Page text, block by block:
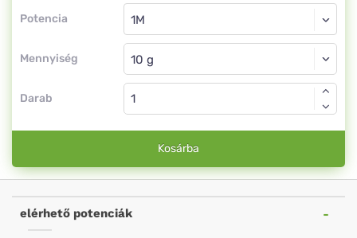
Potencia
Golyócska
1M
Mennyiség
Golyócska
Darab
Kosárba
elérhető potenciák